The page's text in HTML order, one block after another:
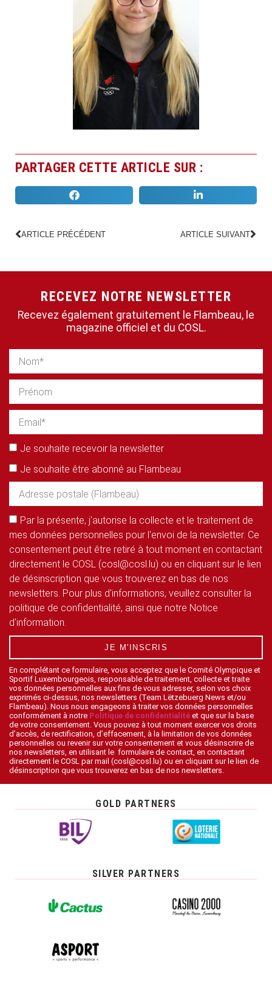
PARTAGER CETTE ARTICLE SUR :
ARTICLE PRÉCÉDENT ARTICLE SUIVANT
RECEVEZ NOTRE NEWSLETTER
Recevez également gratuitement le Flambeau, le
magazine officiel et du COSL.
Je souhaite recevoir la newsletter
Je souhaite être abonné au Flambeau
Par la présente, j'autorise la collecte et le traitement de
mes données personnelles pour l'envoi de la newsletter. Ce
consentement peut être retiré à tout moment en contactant
directement le COSL (cosl@cosl.lu) ou en cliquant sur le lien
de désinscription que vous trouverez en bas de nos
newsletters. Pour plus d'informations, veuillez consulter la
politique de confidentialité, ainsi que notre Notice
d'information.
JE M'INSCRIS
En complétant ce formulaire, vous acceptez que le Comité Olympique et
Sportif Luxembourgeois, responsable de traitement, collecte et traite
vos données personnelles aux fins de vous adresser, selon vos choix
exprimés ci-dessus, nos newsletters (Team Lëtzebuerg News et/ou
Flambeau). Nous nous engageons à traiter vos données personnelles
conformément à notre Politique de confidentialité et que sur la base
de votre consentement. Vous pouvez à tout moment exercer vos droits
d’accès, de rectification, d’effacement, à la limitation de vos données
personnelles ou revenir sur votre consentement et vous désinscrire de
nos newsletters, en utilisant le formulaire de contact, en contactant
directement le COSL par mail (cosl@cosl.lu) ou en cliquant sur le lien de
désinscription que vous trouverez en bas de nos newsletters.
GOLD PARTNERS
SILVER PARTNERS